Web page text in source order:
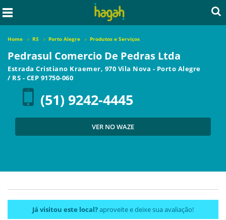
Home RS Porto Alegre Produtos e Serviços
Pedrasul Comercio De Pedras Ltda
Estrada Cristiano Kraemer, 970 Vila Nova - Porto Alegre
/ RS - CEP 91750-060
(51) 9242-4445
VER NO WAZE
Já visitou este local?aproveite e deixe sua avaliação!